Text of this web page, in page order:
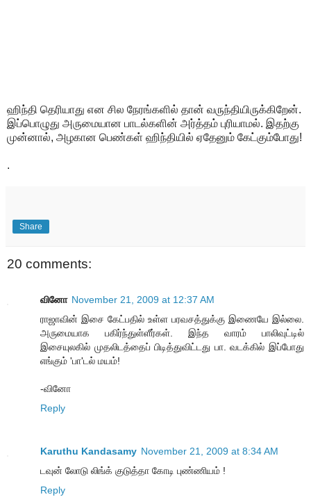
ஹிந்தி தெரியாது என சில நேரங்களில் தான் வருந்தியிருக்கிறேன்.
இப்பொழுது அருமையான பாடல்களின் அர்த்தம் புரியாமல். இதற்கு
முன்னால், அழகான பெண்கள் ஹிந்தியில் ஏதேனும் கேட்கும்போது!
.
Share
20 comments:
வினோ November 21, 2009 at 12:37 AM
ராஜாவின் இசை கேட்பதில் உள்ள பரவசத்துக்கு இணையே இல்லை.
அருமையாக பகிர்ந்துள்ளீர்கள். இந்த வாரம் பாலிவுட்டில்
இசையுலகில் முதலிடத்தைப் பிடித்துவிட்டது பா. வடக்கில் இப்போது
எங்கும் 'பா'டல் மயம்!
-வினோ
Reply
Karuthu Kandasamy November 21, 2009 at 8:34 AM
டவுன் லோடு லிங்க் குடுத்தா கோடி புண்ணியம் !
Reply